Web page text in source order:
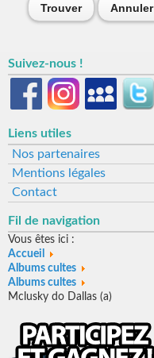
Trouver Annuler
Suivez-nous !
Liens utiles
Nos partenaires
Mentions légales
Contact
Fil de navigation
Vous êtes ici :
Accueil
Albums cultes
Albums cultes
Mclusky do Dallas (a)